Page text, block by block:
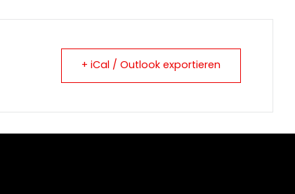
+ iCal / Outlook exportieren